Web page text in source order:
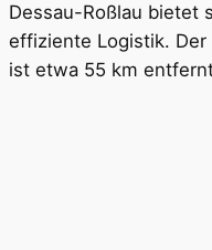
Dessau-Roßlau bietet
effiziente Logistik. Der
ist etwa 55 km